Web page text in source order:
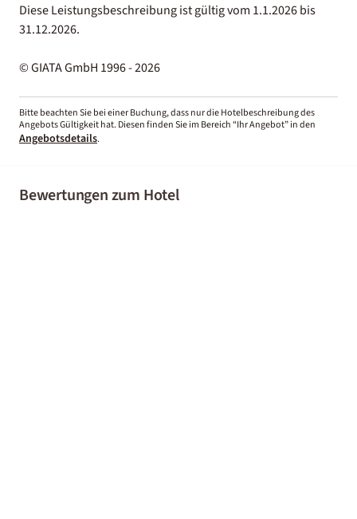
Diese Leistungsbeschreibung ist gültig vom 1.1.2026 bis
31.12.2026.
© GIATA GmbH 1996 - 2026
Bitte beachten Sie bei einer Buchung, dass nur die Hotelbeschreibung des
Angebots Gültigkeit hat. Diesen finden Sie im Bereich “Ihr Angebot” in den
Angebotsdetails.
Bewertungen zum Hotel